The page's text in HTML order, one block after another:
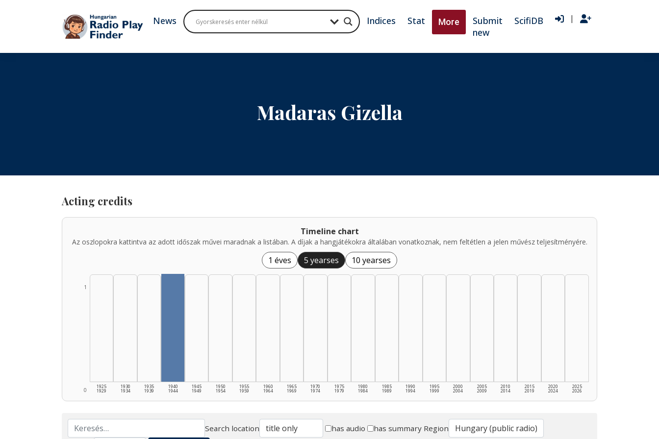
News Indices Stat More
Submit
new
ScifiDB |
Madaras Gizella
Acting credits
Timeline chart
Az oszlopokra kattintva az adott időszak művei maradnak a listában. A díjak a hangjátékokra általában vonatkoznak, nem feltétlen a jelen művész teljesítményére.
1 éves 5 yearses 10 yearses
0
1
1925
1929
1930
1934
1935
1939
1940
1944
1945
1949
1950
1954
1955
1959
1960
1964
1965
1969
1970
1974
1975
1979
1980
1984
1985
1989
1990
1994
1995
1999
2000
2004
2005
2009
2010
2014
2015
2019
2020
2024
2025
2026
Search location has audio has summary Region